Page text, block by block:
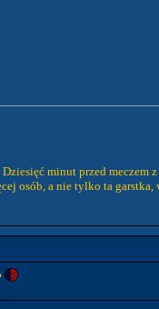
minut przed meczem
osób, a nie tylko ta